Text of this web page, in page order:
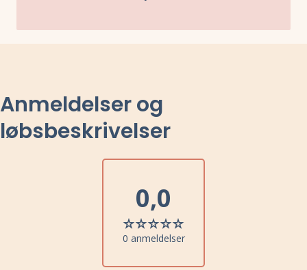
Anmeldelser og
løbsbeskrivelser
0,0
0 anmeldelser